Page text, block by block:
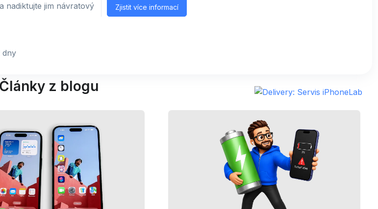
nadiktujte jim návratový
dny
Zjistit více informací
Články z blogu